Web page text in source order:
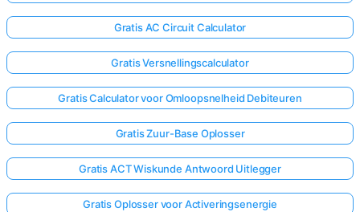
Gratis AC Circuit Calculator
Gratis Versnellingscalculator
Gratis Calculator voor Omloopsnelheid Debiteuren
Gratis Zuur-Base Oplosser
Gratis ACT Wiskunde Antwoord Uitlegger
Gratis Oplosser voor Activeringsenergie